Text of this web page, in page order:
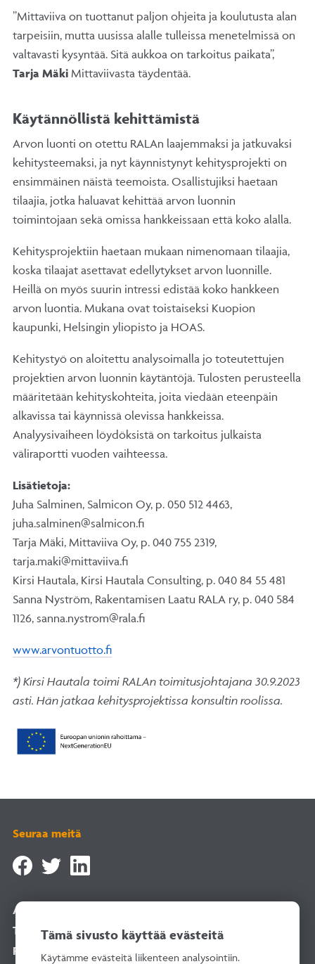
”Mittaviiva on tuottanut paljon ohjeita ja koulutusta alan
tarpeisiin, mutta uusissa alalle tulleissa menetelmissä on
valtavasti kysyntää. Sitä aukkoa on tarkoitus paikata”,
Tarja Mäki Mittaviivasta täydentää.
Käytännöllistä kehittämistä
Arvon luonti on otettu RALAn laajemmaksi ja jatkuvaksi
kehitysteemaksi, ja nyt käynnistynyt kehitysprojekti on
ensimmäinen näistä teemoista. Osallistujiksi haetaan
tilaajia, jotka haluavat kehittää arvon luonnin
toimintojaan sekä omissa hankkeissaan että koko alalla.
Kehitysprojektiin haetaan mukaan nimenomaan tilaajia,
koska tilaajat asettavat edellytykset arvon luonnille.
Heillä on myös suurin intressi edistää koko hankkeen
arvon luontia. Mukana ovat toistaiseksi Kuopion
kaupunki, Helsingin yliopisto ja HOAS.
Kehitystyö on aloitettu analysoimalla jo toteutettujen
projektien arvon luonnin käytäntöjä. Tulosten perusteella
määritetään kehityskohteita, joita viedään eteenpäin
alkavissa tai käynnissä olevissa hankkeissa.
Analyysivaiheen löydöksistä on tarkoitus julkaista
väliraportti vuoden vaihteessa.
Lisätietoja:
Juha Salminen, Salmicon Oy, p. 050 512 4463,
juha.salminen@salmicon.fi
Tarja Mäki, Mittaviiva Oy, p. 040 755 2319,
tarja.maki@mittaviiva.fi
Kirsi Hautala, Kirsi Hautala Consulting, p. 040 84 55 481
Sanna Nyström, Rakentamisen Laatu RALA ry, p. 040 584
1126, sanna.nystrom@rala.fi
www.arvontuotto.fi
*) Kirsi Hautala toimi RALAn toimitusjohtajana 30.9.2023
asti. Hän jatkaa kehitysprojektissa konsultin roolissa.
Seuraa meitä
Asiointipalvelu
Tilaa uutiskirje
Rekisteriselosteet
Tämä sivusto käyttää evästeitä
Käytämme evästeitä liikenteen analysointiin.